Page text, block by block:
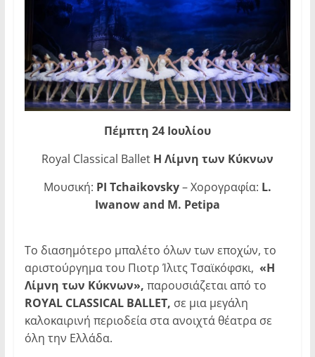
Πέμπτη 24 Ιουλίου
Royal Classical Ballet Η Λίμνη των Κύκνων
Μουσική: PI Tchaikovsky– Χορογραφία: L.
Iwanowand M. Petipa
Το διασημότερο μπαλέτο όλων των εποχών, το
αριστούργημα του Πιοτρ Ίλιτς Τσαϊκόφσκι, «Η
Λίμνη των Κύκνων», παρουσιάζεται από το
ROYALCLASSICAL BALLET, σε μια μεγάλη
καλοκαιρινή περιοδεία στα ανοιχτά θέατρα σε
όλη την Ελλάδα.